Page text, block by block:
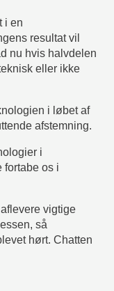
i en
resultat vil
nu hvis halvdelen
eller ikke
i løbet af
afstemning.
i
fortabe os i
vigtige
så
hørt. Chatten